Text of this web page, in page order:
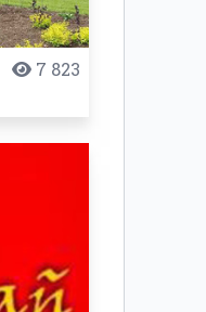
7 823